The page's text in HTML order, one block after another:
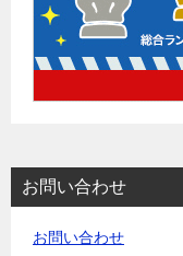
お問い合わせ
お問い合わせ